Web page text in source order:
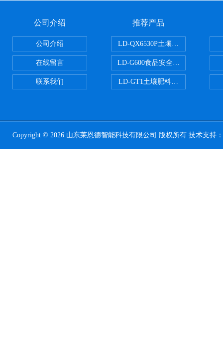
公司介绍
公司介绍
在线留言
联系我们
推荐产品
LD-QX6530P土壤氧化还原电位检
LD-G600食品安全检测仪
LD-GT1土壤肥料养分检测仪
Copyright © 2026 山东莱恩德智能科技有限公司 版权所有 技术支持：